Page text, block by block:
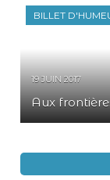
BILLET
19 JUIN 2017
Aux